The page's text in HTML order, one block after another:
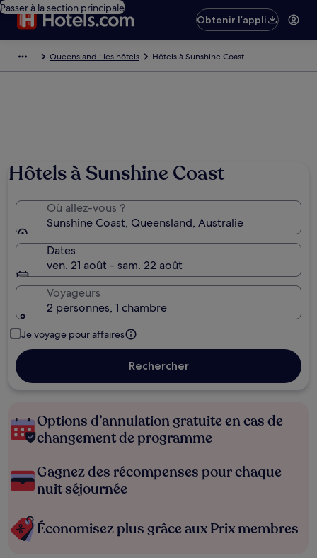
Passer à la section principale
Obtenir l’appli
Queensland : les hôtels Hôtels à Sunshine Coast
Hôtels à Sunshine Coast
Où allez-vous ?
Sunshine Coast, Queensland, Australie
Dates
ven. 21 août - sam. 22 août
Voyageurs
2 personnes, 1 chambre
Je voyage pour affaires
Rechercher
Options d’annulation gratuite en cas de
changement de programme
Gagnez des récompenses pour chaque
nuit séjournée
Économisez plus grâce aux Prix membres